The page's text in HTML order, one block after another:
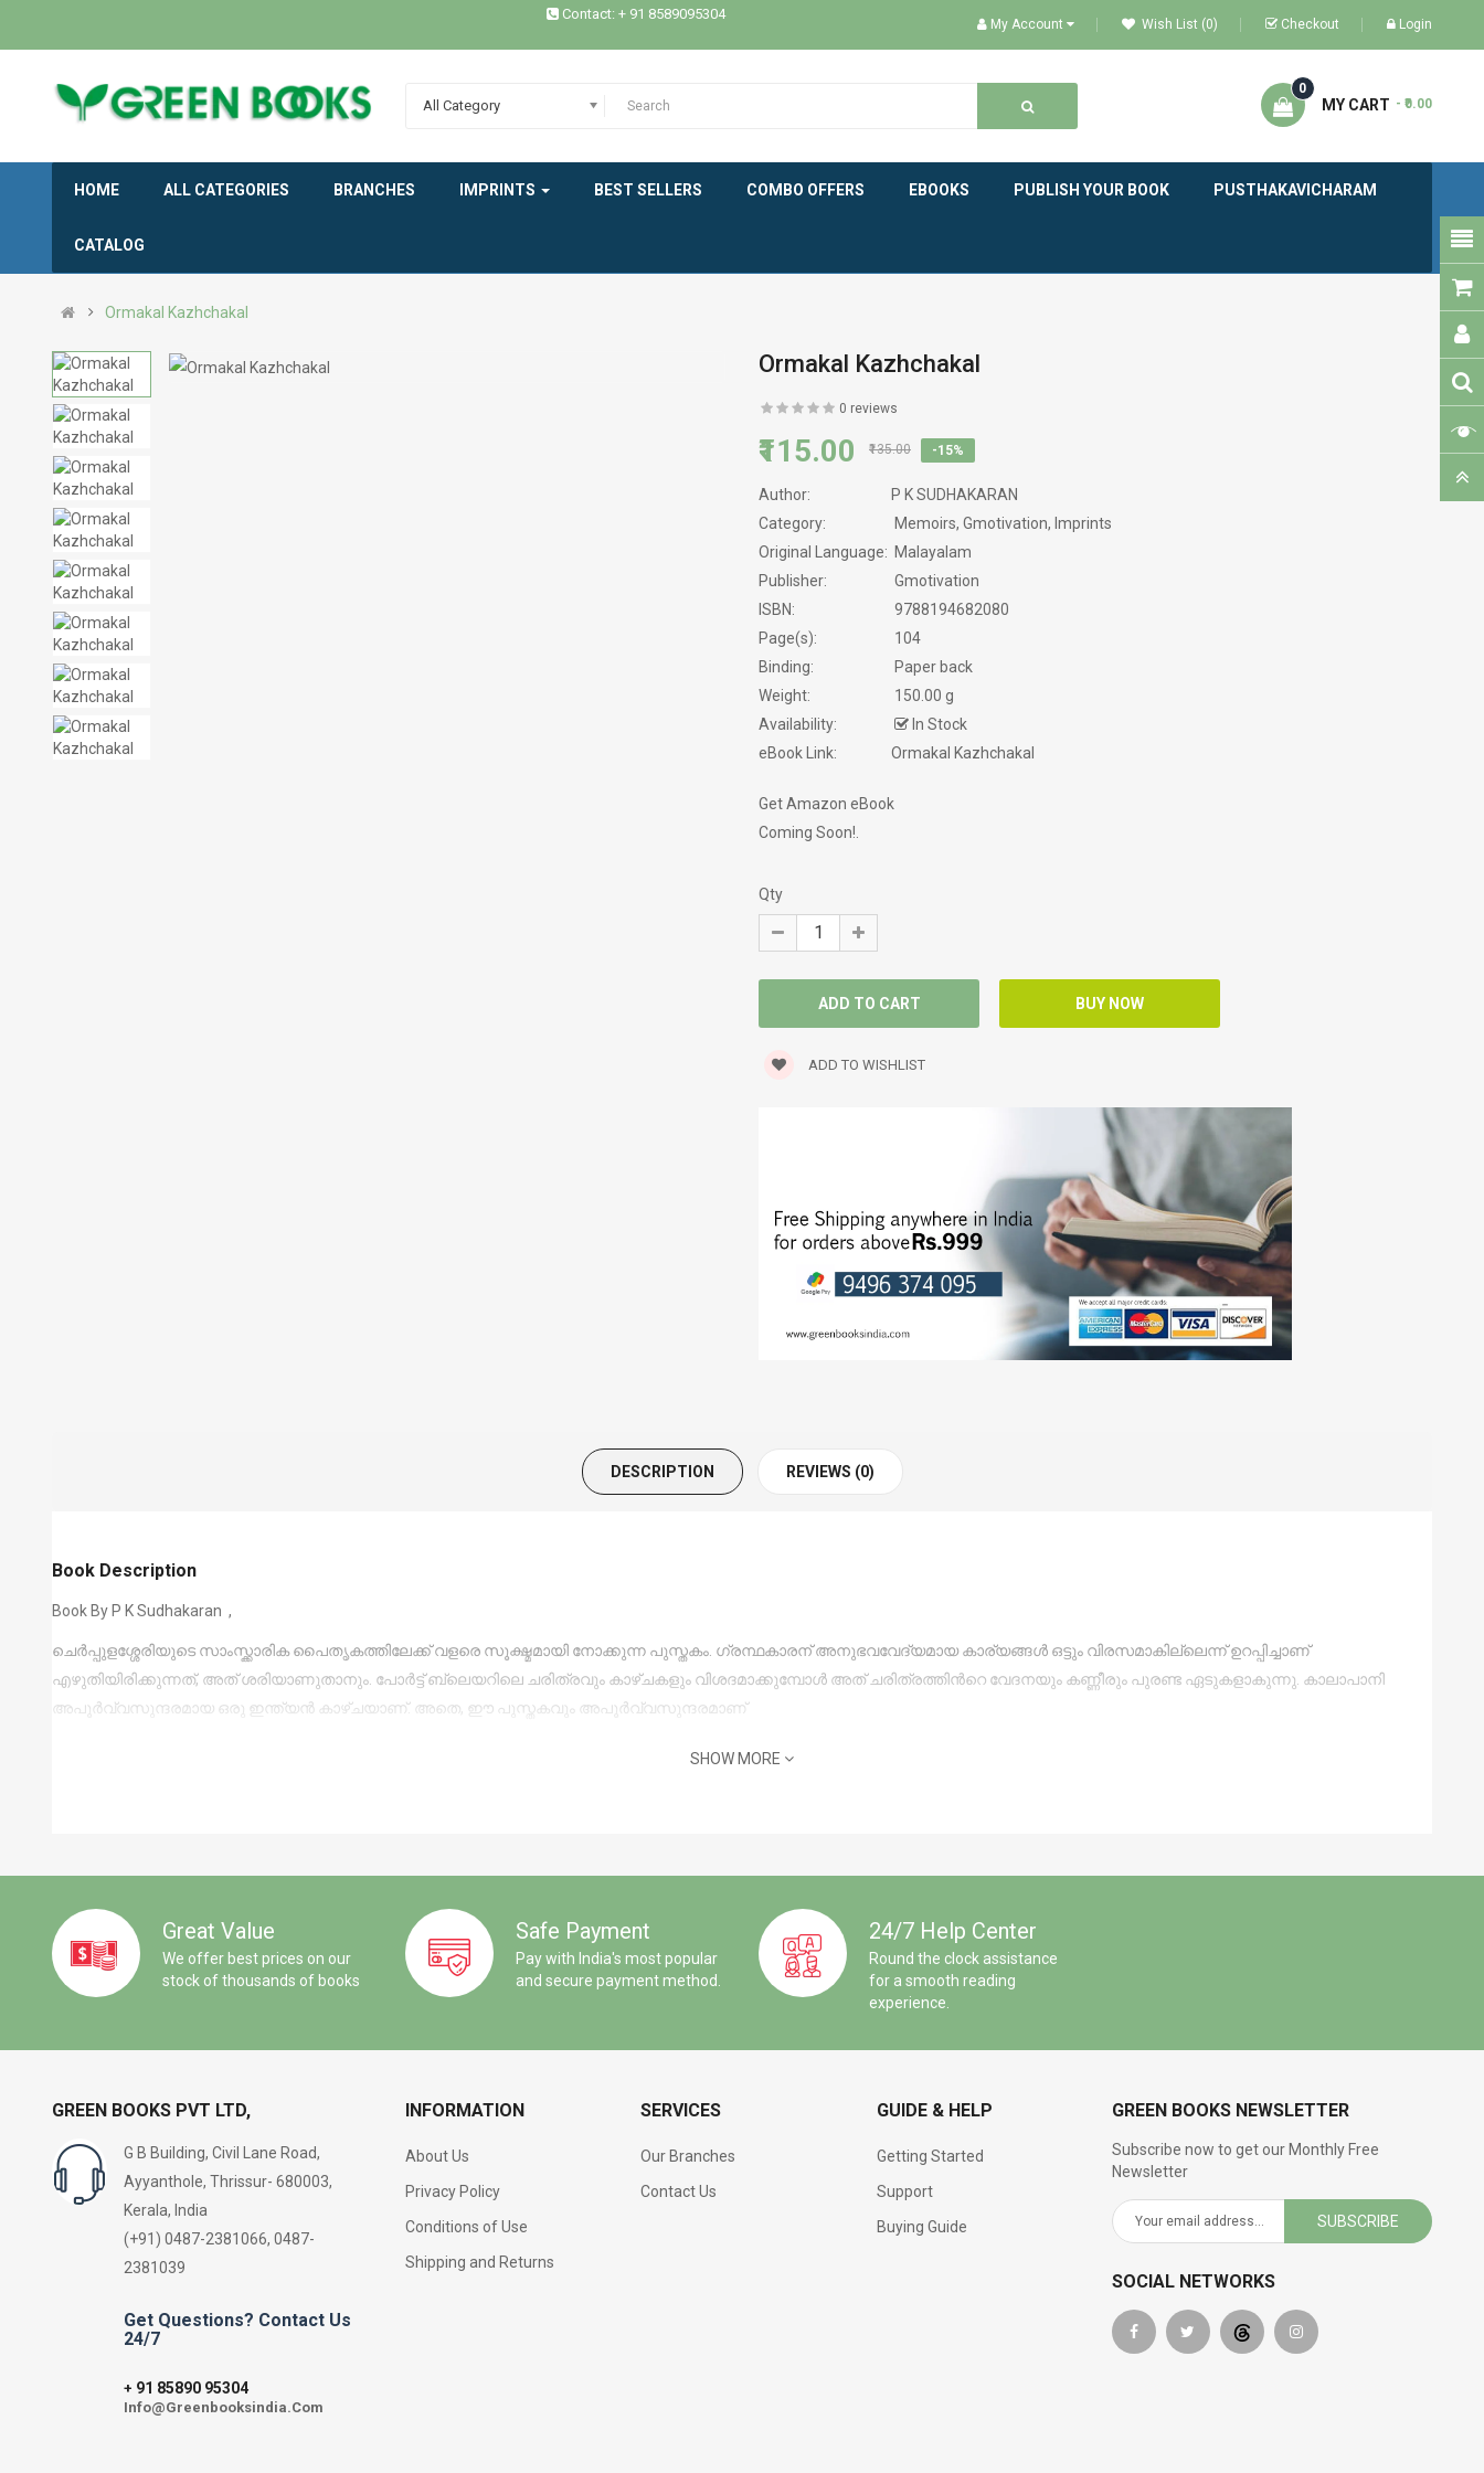
Contact: + 91 8589095304
My Account Wish List (0) Checkout Login
All Category MY CART
0
- ₹0.00
HOME ALL CATEGORIES BRANCHES IMPRINTS BEST SELLERS COMBO OFFERS EBOOKS PUBLISH YOUR BOOK PUSTHAKAVICHARAM
CATALOG
Ormakal Kazhchakal
Ormakal Kazhchakal
0 reviews
₹115.00 ₹135.00 -15%
Author:
P K SUDHAKARAN
Category:
Memoirs, Gmotivation, Imprints
Original Language: Malayalam
Publisher:
Gmotivation
ISBN:
9788194682080
Page(s):
104
Binding:
Paper back
Weight:
150.00 g
Availability:
In Stock
eBook Link:
Ormakal Kazhchakal
Get Amazon eBook
Coming Soon!.
Qty
ADD TO WISHLIST
ECOLOGY
WORLD CLASSICS
DESCRIPTION REVIEWS (0)
Book Description
Book By P K Sudhakaran ,
ചെര്‍പ്പുളശ്ശേരിയുടെ സാംസ്ക്കാരിക പൈതൃകത്തിലേക്ക് വളരെ സൂക്ഷ്മമായി നോക്കുന്ന പുസ്തകം. ഗ്രന്ഥകാരന് അനുഭവവേദ്യമായ കാര്യങ്ങള്‍ ഒട്ടും വിരസമാകില്ലെന്ന് ഉറപ്പിച്ചാണ്
എഴുതിയിരിക്കുന്നത്, അത് ശരിയാണുതാനും. പോര്‍ട്ട് ബ്ലെയറിലെ ചരിത്രവും കാഴ്ചകളും വിശദമാക്കുമ്പോള്‍ അത് ചരിത്രത്തിന്‍റെ വേദനയും കണ്ണീരും പുരണ്ട ഏടുകളാകുന്നു. കാലാപാനി
അപൂര്‍വ്വസുന്ദരമായ ഒരു ഇന്ത്യന്‍ കാഴ്ചയാണ്. അതെ, ഈ പുസ്തകവും അപൂര്‍വ്വസുന്ദരമാണ്
SHOW MORE
Great Value
We offer best prices on our
stock of thousands of books
Safe Payment
Pay with India's most popular
and secure payment method.
24/7 Help Center
Round the clock assistance
for a smooth reading
experience.
GREEN BOOKS PVT LTD,
G B Building, Civil Lane Road,
Ayyanthole, Thrissur- 680003,
Kerala, India
(+91) 0487-2381066, 0487-
2381039
Get Questions? Contact Us
24/7
+ 91 85890 95304
Info@Greenbooksindia.Com
INFORMATION
About Us
Privacy Policy
Conditions of Use
Shipping and Returns
SERVICES
Our Branches
Contact Us
GUIDE & HELP
Getting Started
Support
Buying Guide
GREEN BOOKS NEWSLETTER
Subscribe now to get our Monthly Free
Newsletter
SUBSCRIBE
SOCIAL NETWORKS